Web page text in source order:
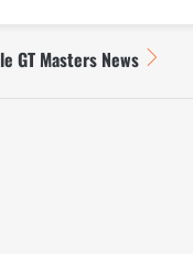
GT Masters News